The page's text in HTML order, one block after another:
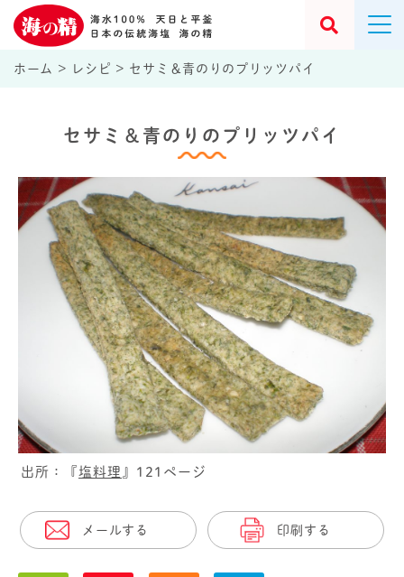
ホーム > レシピ > セサミ＆青のりのプリッツパイ
セサミ＆青のりのプリッツパイ
出所：『塩料理 』121ページ
メールする 印刷する